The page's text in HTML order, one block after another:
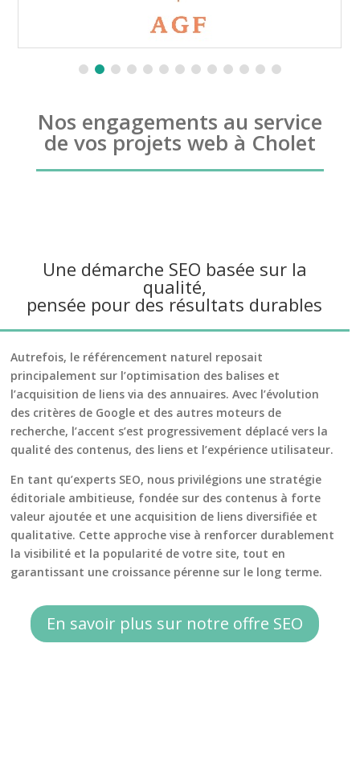
Nos engagements au service
de vos projets web à Cholet
Une démarche SEO basée sur la
qualité,
pensée pour des résultats durables
Autrefois, le référencement naturel reposait
principalement sur l’optimisation des balises et
l’acquisition de liens via des annuaires. Avec l’évolution
des critères de Google et des autres moteurs de
recherche, l’accent s’est progressivement déplacé vers la
qualité des contenus, des liens et l’expérience utilisateur.
En tant qu’experts SEO, nous privilégions une stratégie
éditoriale ambitieuse, fondée sur des contenus à forte
valeur ajoutée et une acquisition de liens diversifiée et
qualitative. Cette approche vise à renforcer durablement
la visibilité et la popularité de votre site, tout en
garantissant une croissance pérenne sur le long terme.
En savoir plus sur notre offre SEO